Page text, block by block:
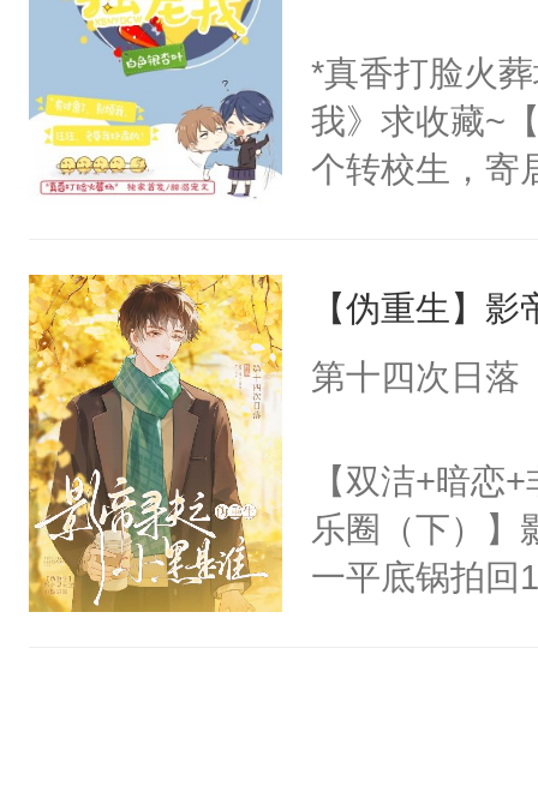
开始。”楚辞
骗我，嗯？”“
计较。只要你
了，徐新朝
好哥们了？”“
只对你一个人
你……”【弯不
*真香打脸火
我》求收藏~
个转校生，寄
在路过走廊
的对一个女生
凉水：“你脸
吧？！”“有病
霸的次数却越
唯诺诺的人
【伪重生】
第十四次日落
【双洁+暗恋
乐圈（下）】
一平底锅拍回